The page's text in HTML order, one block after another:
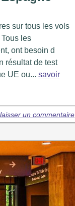
sur tous les vols
les
ont besoin d
résultat de test
UE ou... savoir
laisser un commentaire